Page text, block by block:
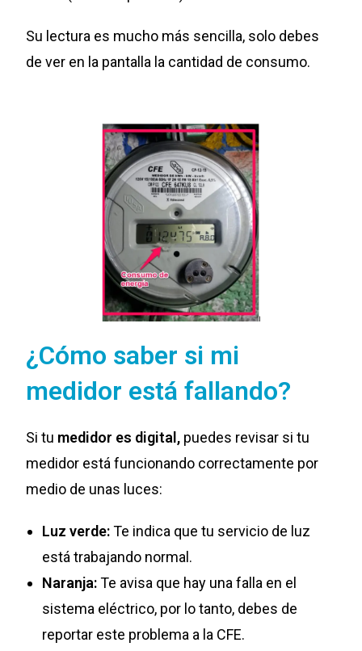
Su lectura es mucho más sencilla, solo debes
de ver en la pantalla la cantidad de consumo.
¿Cómo saber si mi
medidor está fallando?
Si tu medidor es digital, puedes revisar si tu
medidor está funcionando correctamente por
medio de unas luces:
Luz verde:Te indica que tu servicio de luz
está trabajando normal.
Naranja:Te avisa que hay una falla en el
sistema eléctrico, por lo tanto, debes de
reportar este problema a la CFE.